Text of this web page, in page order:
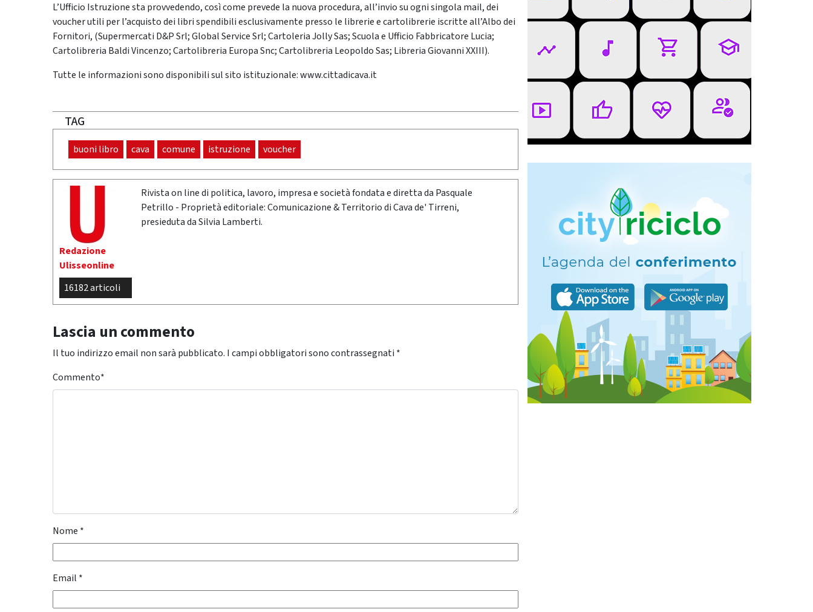
L’Ufficio Istruzione sta provvedendo, così come prevede la nuova procedura, all’invio su ogni singola mail, dei
voucher utili per l’acquisto dei libri spendibili esclusivamente presso le librerie e cartolibrerie iscritte all’Albo dei
Fornitori, (Supermercati D&P Srl; Global Service Srl; Cartoleria Jolly Sas; Scuola e Ufficio Fabbricatore Lucia;
Cartolibreria Baldi Vincenzo; Cartolibreria Europa Snc; Cartolibreria Leopoldo Sas; Libreria Giovanni XXIII).
Tutte le informazioni sono disponibili sul sito istituzionale: www.cittadicava.it
TAG
buoni libro cava comune istruzione voucher
Redazione
Ulisseonline
16182 articoli
Rivista on line di politica, lavoro, impresa e società fondata e diretta da Pasquale
Petrillo - Proprietà editoriale: Comunicazione & Territorio di Cava de' Tirreni,
presieduta da Silvia Lamberti.
Lascia un commento
Il tuo indirizzo email non sarà pubblicato. I campi obbligatori sono contrassegnati *
Commento*
Nome *
Email *